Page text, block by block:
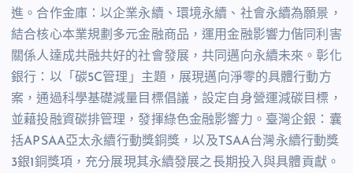
進。合作金庫：以企業永續、環境永續、社會永續為願景，
結合核心本業規劃多元金融商品，運用金融影響力偕同利害
關係人達成共融共好的社會發展，共同邁向永續未來。彰化
銀行：以「碳5C管理」主題，展現邁向淨零的具體行動方
案，通過科學基礎減量目標倡議，設定自身營運減碳目標，
並藉投融資碳排管理，發揮綠色金融影響力。臺灣企銀：囊
括APSAA亞太永續行動獎銅獎，以及TSAA台灣永續行動獎
3銀1銅獎項，充分展現其永續發展之長期投入與具體貢獻。